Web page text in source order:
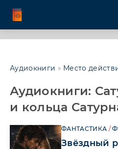
Аудиокниги » Место
Аудиокниги:
и кольца
ФАНТАСТИКА /
Звёздный